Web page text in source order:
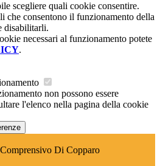
scegliere quali cookie consentire.
che consentono il funzionamento della
disabilitarli.
necessari al funzionamento potete
.
non possono essere
l'elenco nella pagina della cookie
Di Copparo